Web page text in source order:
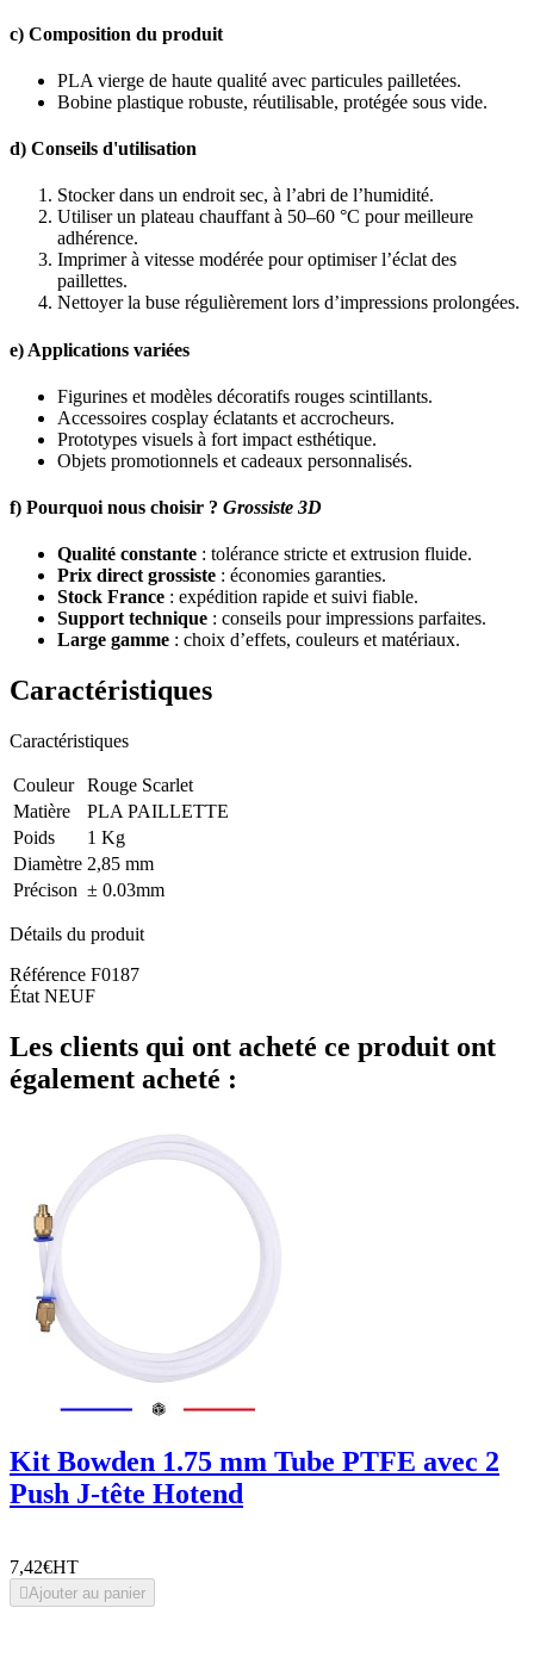
c) Composition du produit
PLA vierge de haute qualité avec particules pailletées.
Bobine plastique robuste, réutilisable, protégée sous vide.
d) Conseils d'utilisation
Stocker dans un endroit sec, à l’abri de l’humidité.
Utiliser un plateau chauffant à 50–60 °C pour meilleure
adhérence.
Imprimer à vitesse modérée pour optimiser l’éclat des
paillettes.
Nettoyer la buse régulièrement lors d’impressions prolongées.
e) Applications variées
Figurines et modèles décoratifs rouges scintillants.
Accessoires cosplay éclatants et accrocheurs.
Prototypes visuels à fort impact esthétique.
Objets promotionnels et cadeaux personnalisés.
f) Pourquoi nous choisir ? Grossiste 3D
Qualité constante : tolérance stricte et extrusion fluide.
Prix direct grossiste : économies garanties.
Stock France : expédition rapide et suivi fiable.
Support technique : conseils pour impressions parfaites.
Large gamme : choix d’effets, couleurs et matériaux.
Caractéristiques
Caractéristiques
Couleur
Rouge Scarlet
Matière
PLA PAILLETTE
Poids
1 Kg
Diamètre 2,85 mm
Précison ± 0.03mm
Détails du produit
Référence F0187
État NEUF
Les clients qui ont acheté ce produit ont
également acheté :
Kit Bowden 1.75 mm Tube PTFE avec 2
Push J-tête Hotend
7,42€HT
Ajouter au panier